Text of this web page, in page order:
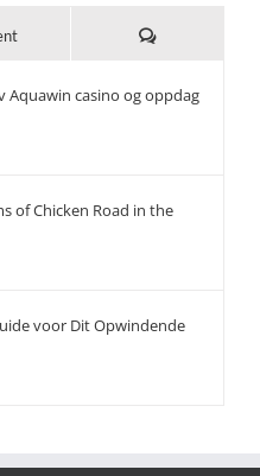
Commentaires
Aquawin casino og oppdag
of Chicken Road in the
voor Dit Opwindende